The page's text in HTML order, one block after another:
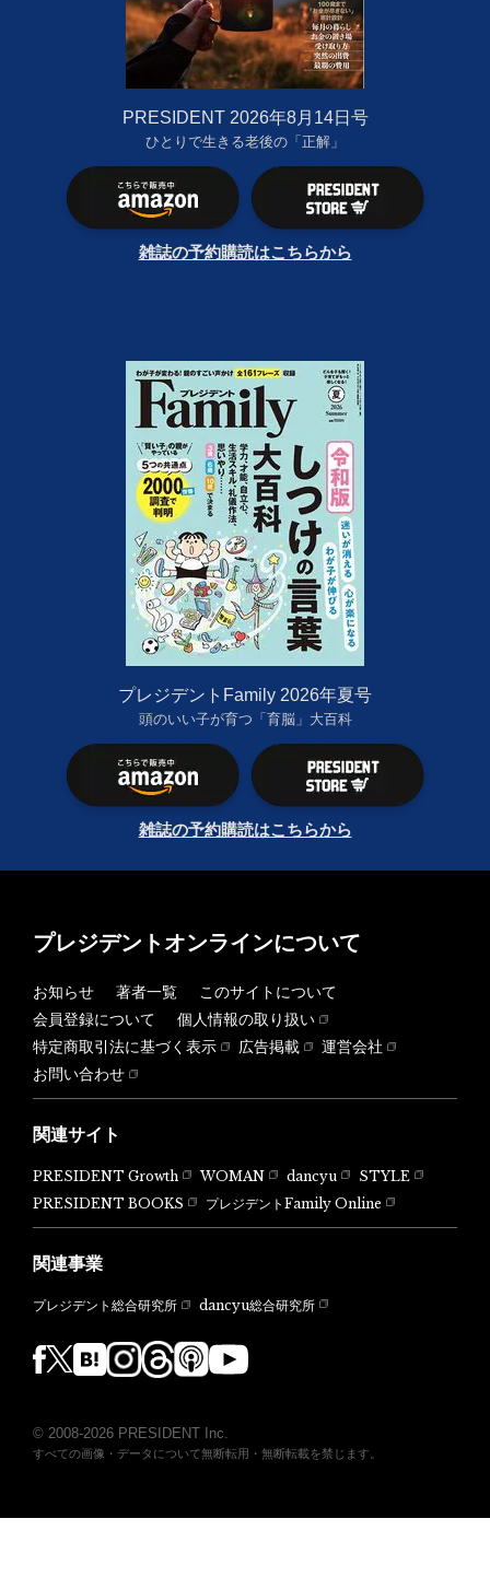
PRESIDENT 2026年8月14日号
ひとりで生きる老後の「正解」
雑誌の予約購読はこちらから
プレジデントFamily 2026年夏号
頭のいい子が育つ「育脳」大百科
雑誌の予約購読はこちらから
プレジデントオンラインについて
お知らせ 著者一覧
このサイトについて
会員登録について
個人情報の取り扱い
特定商取引法に基づく表示
広告掲載
運営会社
お問い合わせ
関連サイト
PRESIDENT Growth WOMAN dancyu
STYLE
PRESIDENT BOOKS
プレジデントFamily Online
関連事業
プレジデント総合研究所 dancyu総合研究所
© 2008-2026 PRESIDENT Inc.
すべての画像・データについて無断転用・無断転載を禁じます。